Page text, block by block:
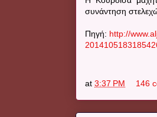
συνάντηση
Πηγή: http://
at 3:37 PM 146